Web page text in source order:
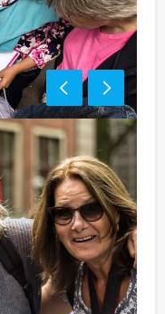
om uw drankje af
per uur dat u in
kunt u
waarbij u
huiswijn, koffie
niet voor